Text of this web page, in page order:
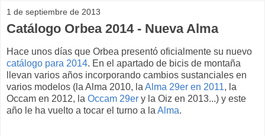
1 de septiembre de 2013
Catálogo Orbea 2014 - Nueva Alma
Hace unos días que Orbea presentó oficialmente su nuevo
catálogo para 2014. En el apartado de bicis de montaña
llevan varios años incorporando cambios sustanciales en
varios modelos (la Alma 2010, la Alma 29er en 2011, la
Occam en 2012, la Occam 29er y la Oiz en 2013...) y este
año le ha vuelto a tocar el turno a la Alma.